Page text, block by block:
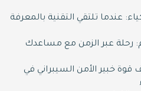
عندما تلتقي التقنية بالمعرفة
رحلة عبر الزمن مع مساعدك
خبير الأمن السيبراني في